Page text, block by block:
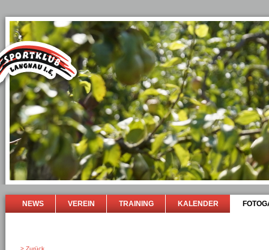
NEWS VEREIN TRAINING KALENDER
> Zurück